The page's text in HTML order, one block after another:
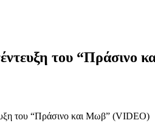
του “Πράσινο
του “Πράσινο και Μωβ” (VIDEO)